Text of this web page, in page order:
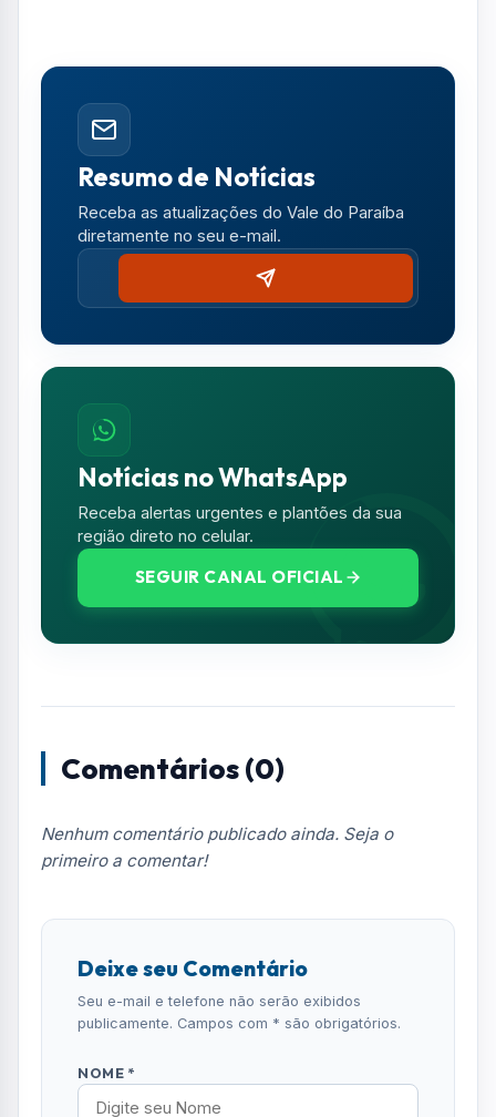
Notícias no WhatsApp
Receba alertas urgentes e plantões da sua
região direto no celular.
SEGUIR CANAL OFICIAL
Comentários (0)
Nenhum comentário publicado ainda. Seja o
Deixe seu Comentário
NOME *
COMENTÁRIO *